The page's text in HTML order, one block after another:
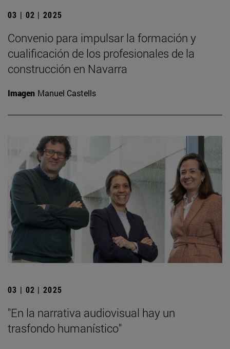
03 | 02 | 2025
Convenio para impulsar la formación y
cualificación de los profesionales de la
construcción en Navarra
Imagen Manuel Castells
03 | 02 | 2025
"En la narrativa audiovisual hay un
trasfondo humanístico"